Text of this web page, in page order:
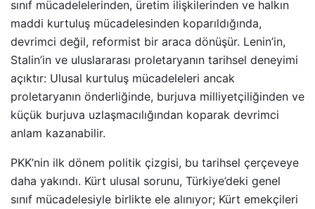
sınıf mücadelelerinden, üretim ilişkilerinden ve halkın
maddi kurtuluş mücadelesinden koparıldığında,
devrimci değil, reformist bir araca dönüşür. Lenin’in,
Stalin’in ve uluslararası proletaryanın tarihsel deneyimi
açıktır: Ulusal kurtuluş mücadeleleri ancak
proletaryanın önderliğinde, burjuva milliyetçiliğinden ve
küçük burjuva uzlaşmacılığından koparak devrimci
anlam kazanabilir.
PKK’nin ilk dönem politik çizgisi, bu tarihsel çerçeveye
daha yakındı. Kürt ulusal sorunu, Türkiye’deki genel
sınıf mücadelesiyle birlikte ele alınıyor; Kürt emekçileri